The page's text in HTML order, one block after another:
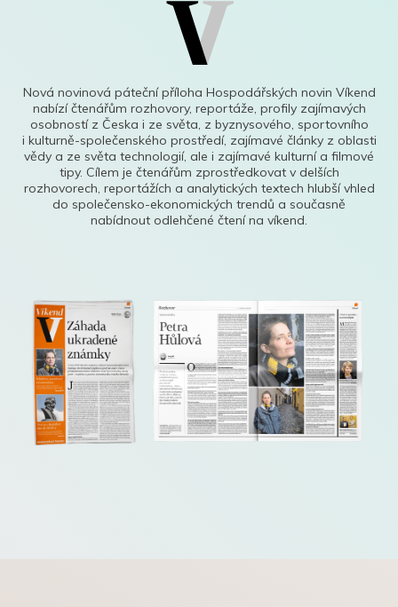
Nová novinová páteční příloha Hospodářských novin Víkend
nabízí čtenářům rozhovory, reportáže, profily zajímavých
osobností z Česka i ze světa, z byznysového, sportovního
i kulturně-společenského prostředí, zajímavé články z oblasti
vědy a ze světa technologií, ale i zajímavé kulturní a filmové
tipy. Cílem je čtenářům zprostředkovat v delších
rozhovorech, reportážích a analytických textech hlubší vhled
do společensko-ekonomických trendů a současně
nabídnout odlehčené čtení na víkend.